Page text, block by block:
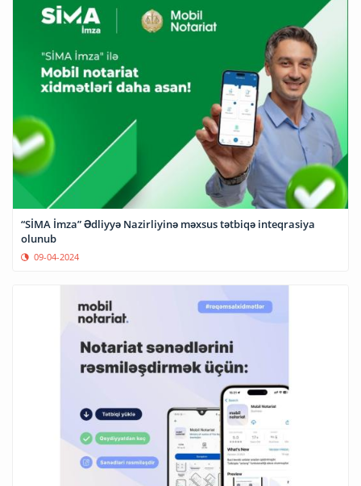
“SİMA İmza” Ədliyyə Nazirliyinə məxsus tətbiqə inteqrasiya
olunub
09-04-2024